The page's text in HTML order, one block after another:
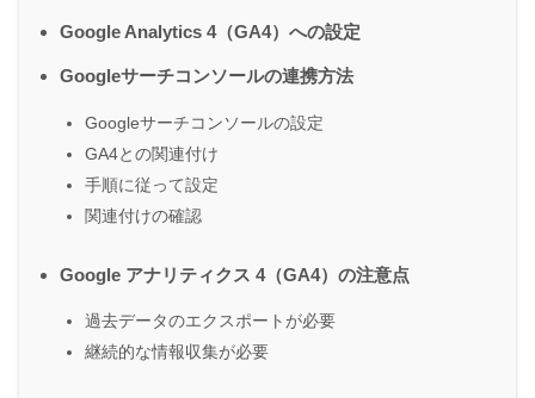
Google Analytics 4（GA4）への設定
Googleサーチコンソールの連携方法
Googleサーチコンソールの設定
GA4との関連付け
手順に従って設定
関連付けの確認
Google アナリティクス 4（GA4）の注意点
過去データのエクスポートが必要
継続的な情報収集が必要